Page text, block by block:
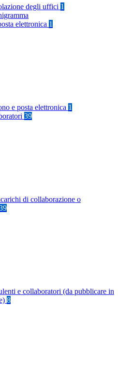
degli uffici 1
elettronica 1
e posta elettronica 1
39
di collaborazione o
e collaboratori (da pubblicare in
8